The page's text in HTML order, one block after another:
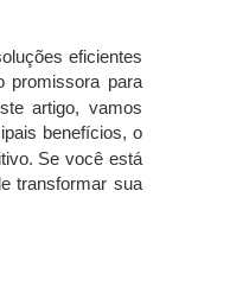
eficientes
para
artigo, vamos
benefícios, o
Se você está
transformar sua